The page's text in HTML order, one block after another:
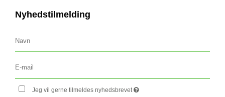
Nyhedstilmelding
Jeg vil gerne tilmeldes nyhedsbrevet